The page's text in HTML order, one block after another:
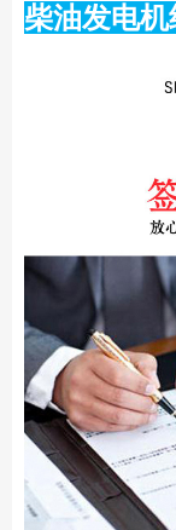
柴油发电机